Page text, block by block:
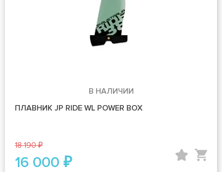
В НАЛИЧИИ
ПЛАВНИК JP RIDE WL POWER BOX
18 190 ₽
16 000 ₽